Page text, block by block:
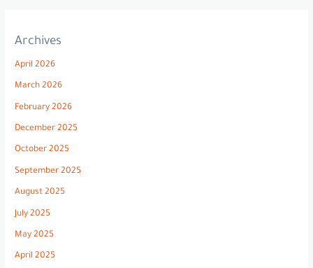
Archives
April 2026
March 2026
February 2026
December 2025
October 2025
September 2025
August 2025
July 2025
May 2025
April 2025